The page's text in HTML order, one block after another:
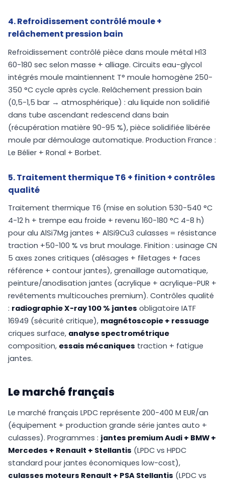
4. Refroidissement contrôlé moule +
relâchement pression bain
Refroidissement contrôlé pièce dans moule métal H13
60-180 sec selon masse + alliage. Circuits eau-glycol
intégrés moule maintiennent T° moule homogène 250-
350 °C cycle après cycle. Relâchement pression bain
(0,5-1,5 bar → atmosphérique) : alu liquide non solidifié
dans tube ascendant redescend dans bain
(récupération matière 90-95 %), pièce solidifiée libérée
moule par démoulage automatique. Production France :
Le Bélier + Ronal + Borbet.
5. Traitement thermique T6 + finition + contrôles
qualité
Traitement thermique T6 (mise en solution 530-540 °C
4-12 h + trempe eau froide + revenu 160-180 °C 4-8 h)
pour alu AlSi7Mg jantes + AlSi9Cu3 culasses = résistance
traction +50-100 % vs brut moulage. Finition : usinage CN
5 axes zones critiques (alésages + filetages + faces
référence + contour jantes), grenaillage automatique,
peinture/anodisation jantes (acrylique + acrylique-PUR +
revêtements multicouches premium). Contrôles qualité
: radiographie X-ray 100 % jantes obligatoire IATF
16949 (sécurité critique), magnétoscopie + ressuage
criques surface, analyse spectrométrique
composition, essais mécaniques traction + fatigue
jantes.
Le marché français
Le marché français LPDC représente 200-400 M EUR/an
(équipement + production grande série jantes auto +
culasses). Programmes : jantes premium Audi + BMW +
Mercedes + Renault + Stellantis (LPDC vs HPDC
standard pour jantes économiques low-cost),
culasses moteurs Renault + PSA Stellantis (LPDC vs